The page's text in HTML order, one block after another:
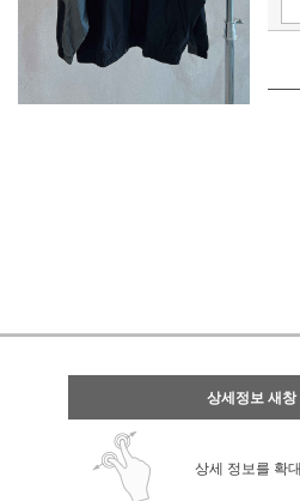
상세정보 새창
상세 정보를 확